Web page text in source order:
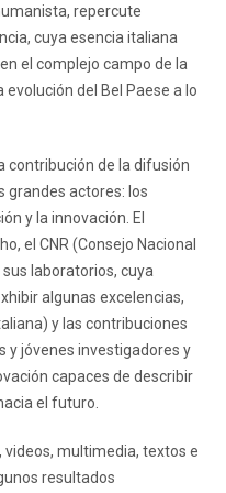
repercute
cuya esencia italiana
el complejo campo de la
del Bel Paese a lo
contribución de la difusión
grandes actores: los
y la innovación. El
el CNR (Consejo Nacional
laboratorios, cuya
algunas excelencias,
y las contribuciones
y jóvenes investigadores y
capaces de describir
el futuro.
videos, multimedia, textos e
resultados